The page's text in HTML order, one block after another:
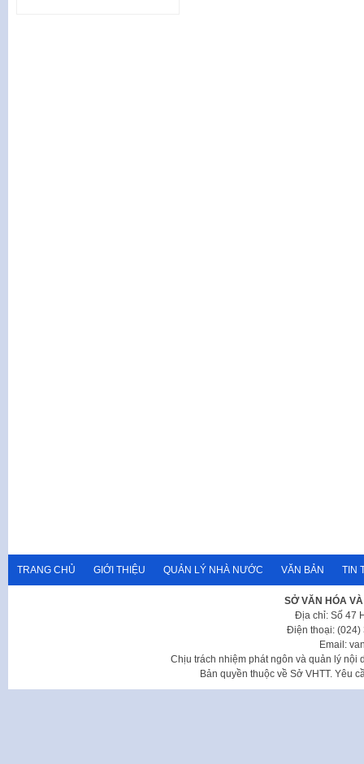
TRANG CHỦ GIỚI THIỆU QUẢN LÝ NHÀ NƯỚC VĂN BẢN TIN
SỞ VĂN HÓA
Địa chỉ: Số 47
Điện thoại: (024)
Email:
Chịu trách nhiệm phát ngôn và quản lý nội
Bản quyền thuộc về Sở VHTT. Yêu